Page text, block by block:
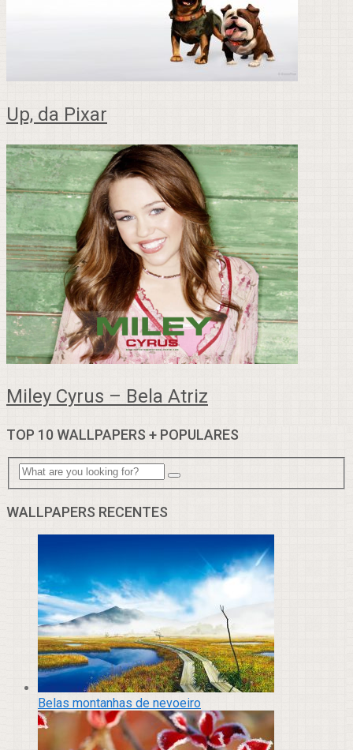
Up, da Pixar
Miley Cyrus – Bela Atriz
TOP 10 WALLPAPERS + POPULARES
WALLPAPERS RECENTES
Belas montanhas de nevoeiro